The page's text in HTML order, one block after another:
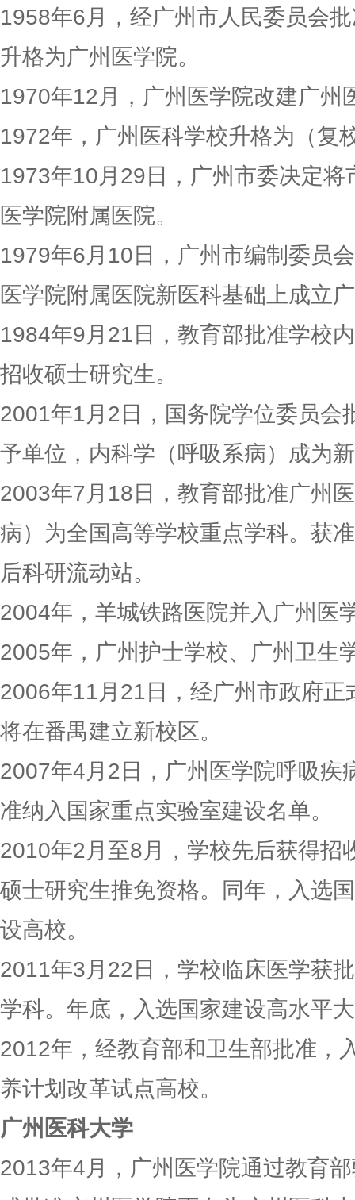
1958年6月，经广州市人民委员会
升格为广州医学院。
1970年12月，广州医学院改建广州
1972年，广州医科学校升格为（复
1973年10月29日，广州市委决定
医学院附属医院。
1979年6月10日，广州市编制委员
医学院附属医院新医科基础上成立
1984年9月21日，教育部批准学校
招收硕士研究生。
2001年1月2日，国务院学位委员会
予单位，内科学（呼吸系病）成为
2003年7月18日，教育部批准广州
病）为全国高等学校重点学科。获
后科研流动站。
2004年，羊城铁路医院并入广州医
2005年，广州护士学校、广州卫生
2006年11月21日，经广州市政府正
将在番禺建立新校区。
2007年4月2日，广州医学院呼吸疾
准纳入国家重点实验室建设名单。
2010年2月至8月，学校先后获得招
硕士研究生推免资格。同年，入选
设高校。
2011年3月22日，学校临床医学获
学科。年底，入选国家建设高水平
2012年，经教育部和卫生部批准，
养计划改革试点高校。
广州医科大学
2013年4月，广州医学院通过教育